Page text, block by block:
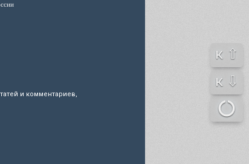
и комментариев,
к ⇧
к ⇩